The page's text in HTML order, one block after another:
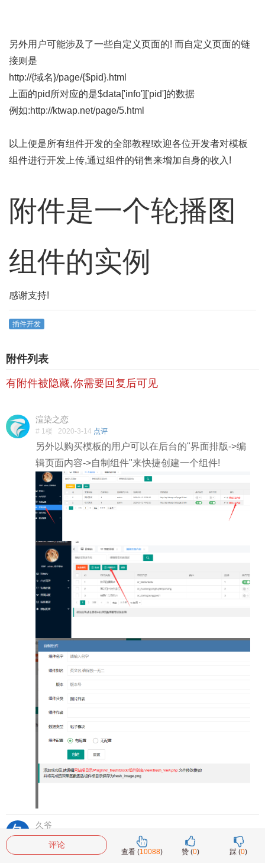
另外用户可能涉及了一些自定义页面的! 而自定义页面的链
接则是
http://{域名}/page/{$pid}.html
上面的pid所对应的是$data['info']['pid']的数据
例如:http://ktwap.net/page/5.html
以上便是所有组件开发的全部教程!欢迎各位开发者对模板
组件进行开发上传,通过组件的销售来增加自身的收入!
附件是一个轮播图
组件的实例
感谢支持!
插件开发
附件列表
有附件被隐藏,你需要回复后可见
渲染之恋
# 1楼 2020-3-14 点评
另外以购买模板的用户可以在后台的"界面排版->编
辑页面内容->自制组件"来快捷创建一个组件!
久爷
# 2楼 2020-3-17点评
66
评论
踩 (0)
赞 (0)
查看 (10088)